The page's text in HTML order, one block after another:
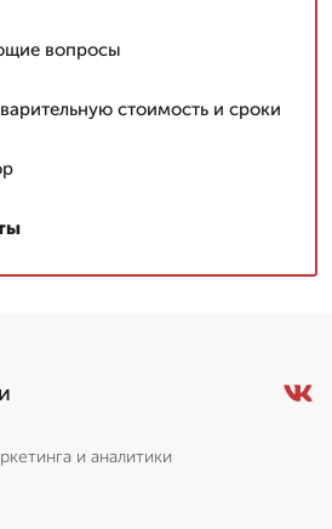
вопросы
стоимость и сроки
и аналитики